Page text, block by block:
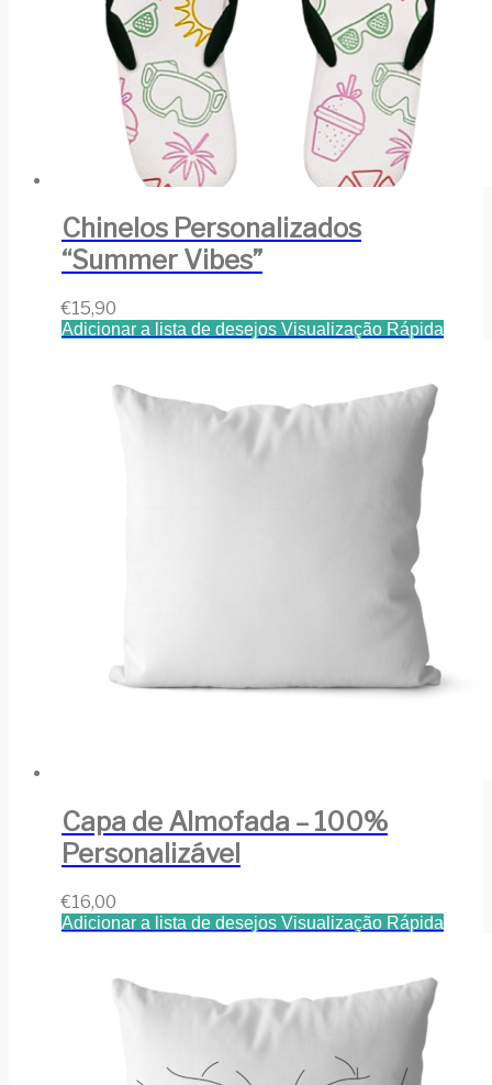
Chinelos Personalizados
“Summer Vibes”
€15,90
Adicionar a lista de desejos Visualização Rápida
Capa de Almofada – 100%
Personalizável
€16,00
Adicionar a lista de desejos Visualização Rápida